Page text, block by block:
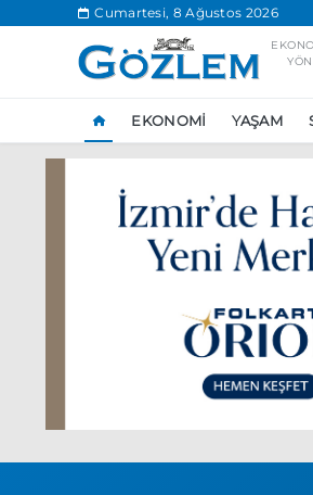
Cumartesi, 8 Ağustos 2026
EKONOMI YAŞAM